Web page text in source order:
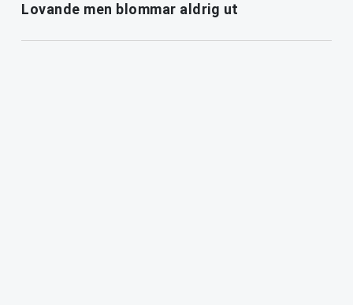
Lovande men blommar aldrig ut